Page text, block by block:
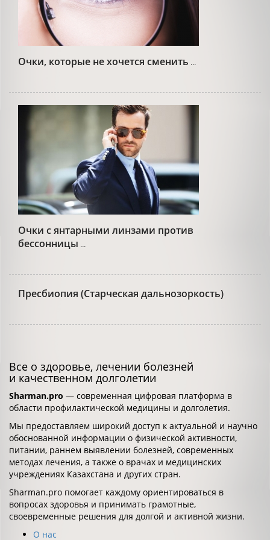
Очки, которые не хочется сменить ...
Очки с янтарными линзами против
бессонницы ...
Пресбиопия (Старческая дальнозоркость)
Все о здоровье, лечении болезней
и качественном долголетии
Sharman.pro — современная цифровая платформа в
области профилактической медицины и долголетия.
Мы предоставляем широкий доступ к актуальной и научно
обоснованной информации о физической активности,
питании, раннем выявлении болезней, современных
методах лечения, а также о врачах и медицинских
учреждениях Казахстана и других стран.
Sharman.pro помогает каждому ориентироваться в
вопросах здоровья и принимать грамотные,
своевременные решения для долгой и активной жизни.
О нас